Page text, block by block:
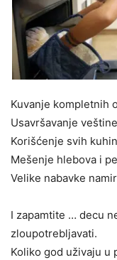
Kuvanje kompletnih
Usavršavanje
Korišćenje svih
Mešenje hlebova i
Velike nabavke
I zapamtite … decu
zloupotrebljavati.
Koliko god uživaju u